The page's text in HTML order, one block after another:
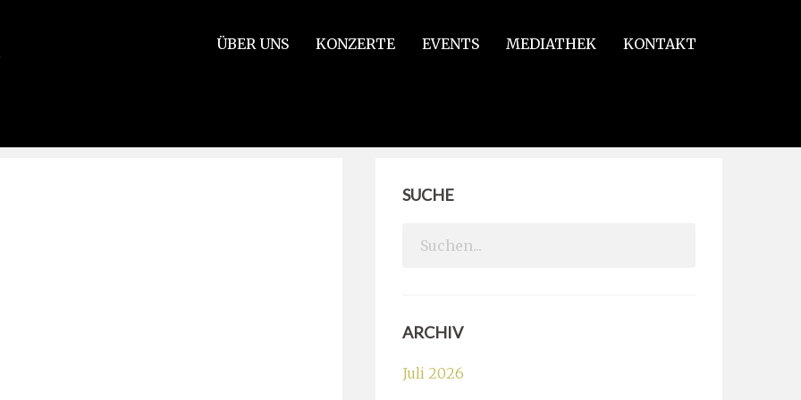
ÜBER UNS KONZERTE EVENTS MEDIATHEK KONTAKT
SUCHE
Search
ARCHIV
Juli 2026